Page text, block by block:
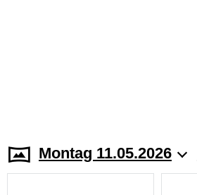
Montag 11.05.2026